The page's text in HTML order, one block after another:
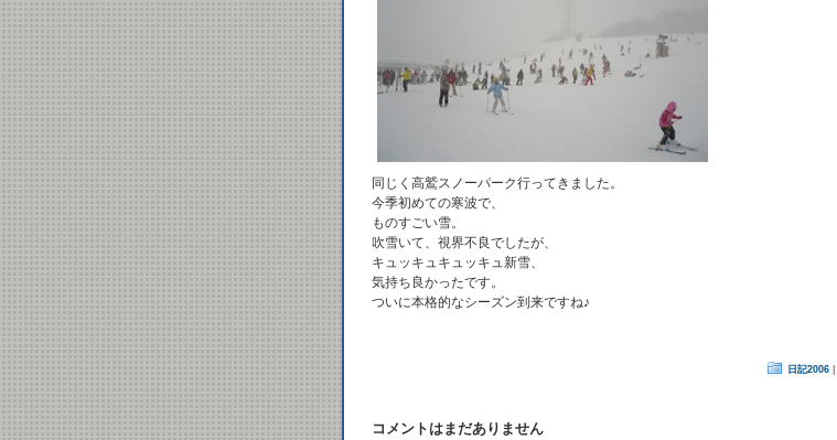
同じく高鷲スノーパーク行ってきました。
今季初めての寒波で、
ものすごい雪。
吹雪いて、視界不良でしたが、
キュッキュキュッキュ新雪、
気持ち良かったです。
ついに本格的なシーズン到来ですね♪
日記2006
コメントはまだありません